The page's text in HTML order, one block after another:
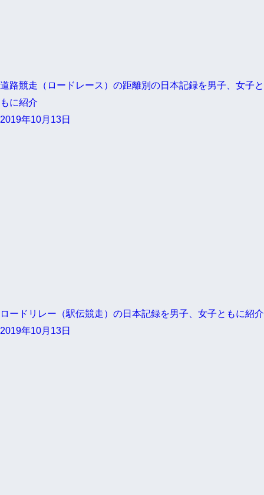
道路競走（ロードレース）の距離別の日本記録を男子、女子と
もに紹介
2019年10月13日
ロードリレー（駅伝競走）の日本記録を男子、女子ともに紹介
2019年10月13日